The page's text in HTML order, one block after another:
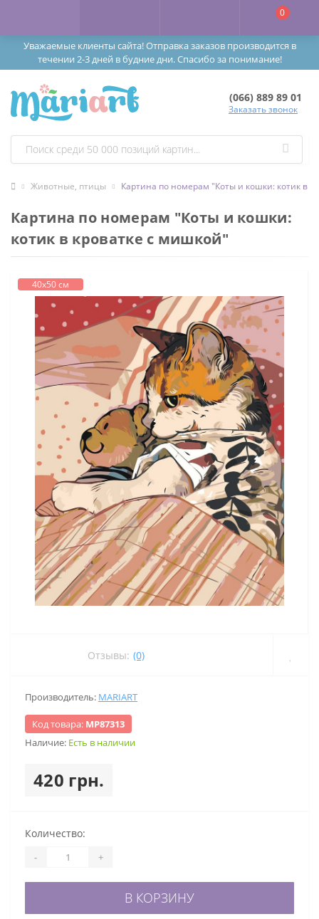
Уважаемые клиенты сайта! Отправка заказов производится в
течении 2-3 дней в будние дни. Спасибо за понимание!
0
(066) 889 89 01
Заказать звонок
Животные, птицы Картина по номерам "Коты и кошки: котик в
Картина по номерам "Коты и кошки:
котик в кроватке с мишкой"
40х50 см
Отзывы: (0)
Производитель: MARIART
Код товара: МР87313
Наличие: Есть в наличии
420 грн.
Количество:
- +
В КОРЗИНУ